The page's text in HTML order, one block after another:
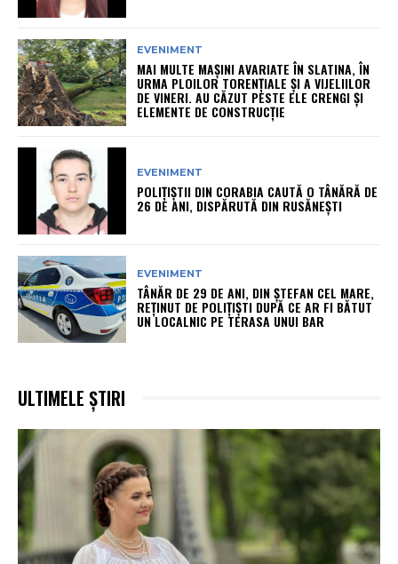
EVENIMENT
MAI MULTE MAȘINI AVARIATE ÎN SLATINA, ÎN
URMA PLOILOR TORENȚIALE ȘI A VIJELIILOR
DE VINERI. AU CĂZUT PESTE ELE CRENGI ȘI
ELEMENTE DE CONSTRUCȚIE
EVENIMENT
POLIȚIȘTII DIN CORABIA CAUTĂ O TÂNĂRĂ DE
26 DE ANI, DISPĂRUTĂ DIN RUSĂNEȘTI
EVENIMENT
TÂNĂR DE 29 DE ANI, DIN ȘTEFAN CEL MARE,
REȚINUT DE POLIȚIȘTI DUPĂ CE AR FI BĂTUT
UN LOCALNIC PE TERASA UNUI BAR
ULTIMELE ȘTIRI